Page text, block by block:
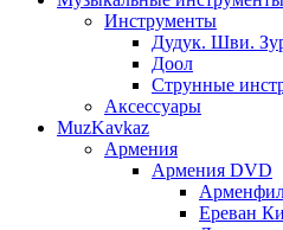
Инструменты
Дудук. Шви.
Доол
Струнные
Аксессуары
MuzKavkaz
Армения
Армения DVD
Ереван